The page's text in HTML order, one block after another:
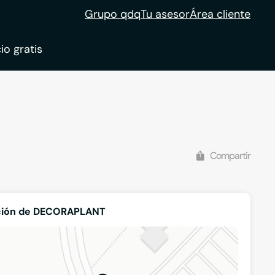
Grupo qdqTu asesorÁrea cliente
gratis
Compartir
de DECORAPLANT